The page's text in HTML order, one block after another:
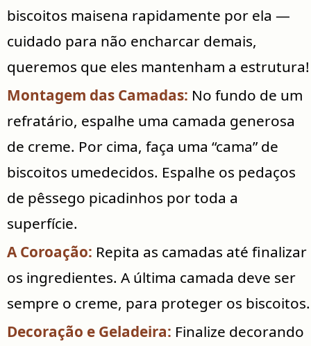
biscoitos maisena rapidamente por ela —
cuidado para não encharcar demais,
queremos que eles mantenham a estrutura!
Montagem das Camadas: No fundo de um
refratário, espalhe uma camada generosa
de creme. Por cima, faça uma “cama” de
biscoitos umedecidos. Espalhe os pedaços
de pêssego picadinhos por toda a
superfície.
A Coroação: Repita as camadas até finalizar
os ingredientes. A última camada deve ser
sempre o creme, para proteger os biscoitos.
Decoração e Geladeira: Finalize decorando